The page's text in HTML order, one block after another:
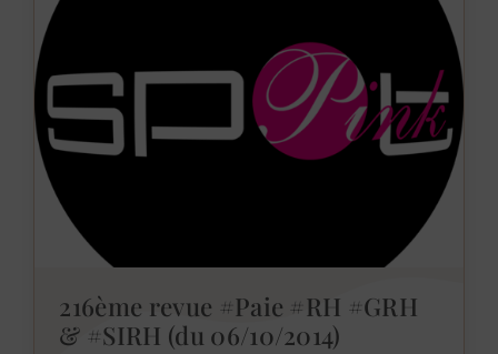
216ème revue #Paie #RH #GRH
& #SIRH (du 06/10/2014)